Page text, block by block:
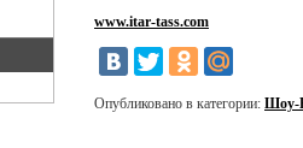
www.itar-tass.com
Опубликовано в категории: Шоу-